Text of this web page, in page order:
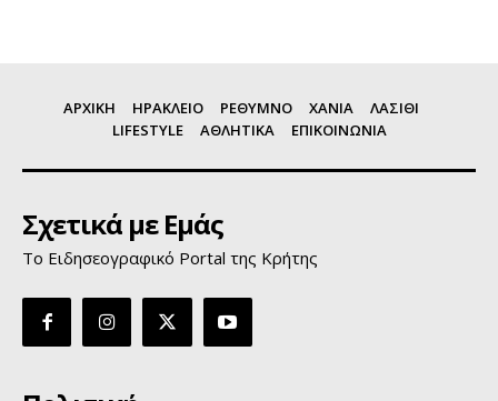
ΑΡΧΙΚΗ ΗΡΑΚΛΕΙΟ ΡΕΘΥΜΝΟ ΧΑΝΙΑ
ΛΑΣΙΘΙ
LIFESTYLE
ΑΘΛΗΤΙΚΑ ΕΠΙΚΟΙΝΩΝΙΑ
Σχετικά με Εμάς
Το Ειδησεογραφικό Portal της Κρήτης